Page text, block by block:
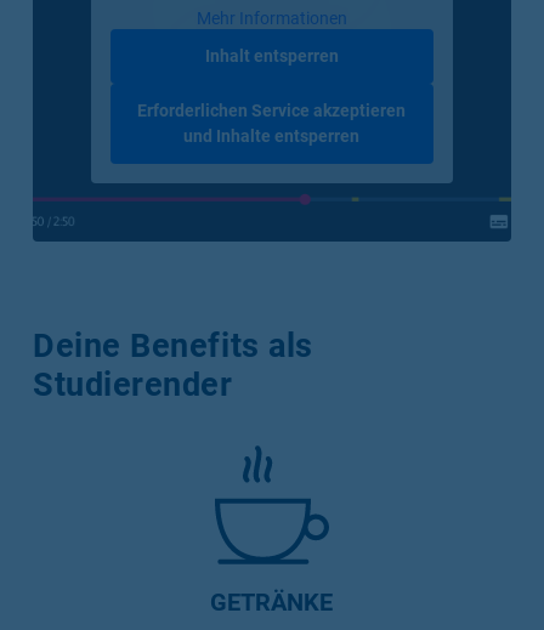
Mehr Informationen
Inhalt entsperren
Erforderlichen Service akzeptieren
und Inhalte entsperren
Deine Benefits als
Studierender
GETRÄNKE